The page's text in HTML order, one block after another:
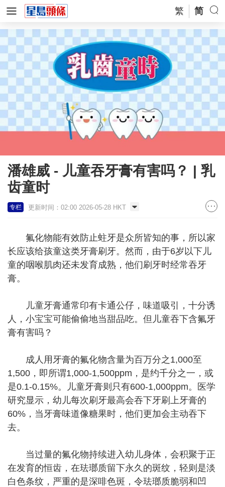
繁 简
潘雄威 - 儿童吞牙膏有害吗？ | 乳
齿童时
专栏 更新时间：02:00 2026-05-28 HKT
氟化物能有效防止蛀牙是众所皆知的事，所以家
长应该给孩童这类牙膏刷牙。然而，由于6岁以下儿
童的咽喉肌肉还未发育成熟，他们刷牙时经常吞牙
膏。
儿童牙膏通常印有卡通公仔，味道吸引，十分诱
人，小宝宝可能偷偷地当甜品吃。但儿童吞下含氟牙
膏有害吗？
成人用牙膏的氟化物含量为百万分之1,000至
1,500，即所谓1,000-1,500ppm，是约千分之一，或
是0.1-0.15%。儿童牙膏则只有600-1,000ppm。医学
研究显示，幼儿每次刷牙最高会吞下牙刷上牙膏的
60%，当牙膏味道像糖果时，他们更加会主动吞下
去。
当过量的氟化物持续进入幼儿身体，会积聚于正
在发育的恒齿，在珐瑯质留下永久的斑纹，轻则是淡
白色条纹，严重的是深啡色斑，令珐瑯质脆弱和凹